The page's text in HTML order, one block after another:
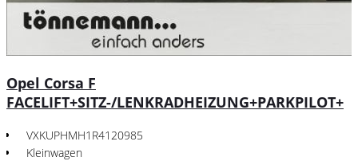
Opel Corsa F
FACELIFT+SITZ-/LENKRADHEIZUNG+PARKPILOT+
VXKUPHMH1R4120985
Kleinwagen